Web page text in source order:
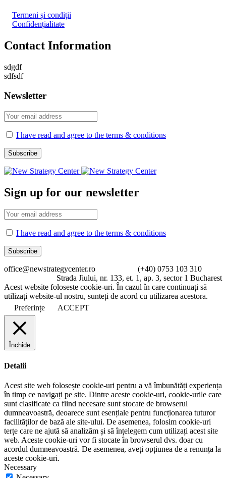
Termeni și condiții
Confidențialitate
Contact Information
sdgdf
sdfsdf
Newsletter
I have read and agree to the terms & conditions
Sign up for our newsletter
I have read and agree to the terms & conditions
office@newstrategycenter.ro (+40) 0753 103 310
Strada Jiului, nr. 133, et. 1, ap. 3, sector 1 Bucharest
Acest website foloseste cookie-uri. În cazul în care continuați să
utilizați website-ul nostru, sunteți de acord cu utilizarea acestora.
Preferințe
ACCEPT
Închide
Detalii
Acest site web folosește cookie-uri pentru a vă îmbunătăți experiența
în timp ce navigați pe site. Dintre aceste cookie-uri, cookie-urile care
sunt clasificate ca fiind necesare sunt stocate de browserul
dumneavoastră, deoarece sunt esențiale pentru funcționarea tuturor
facilităților de bază ale site-ului. De asemenea, folosim cookie-uri
terțe care ne ajută să analizăm și să înțelegem cum utilizați acest site
web. Aceste cookie-uri vor fi stocate în browserul dvs. doar cu
acordul dumneavoastră. De asemenea, aveți opțiunea de a renunța la
aceste cookie-uri.
Necessary